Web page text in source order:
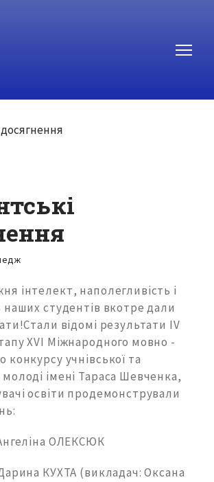
інтелект, наполегливість і
наших студентів вкотре дали
відомі результати IV
XVI Міжнародного мовно -
конкурсу учнівської та
молоді імені Тараса Шевченка,
освіти продемонстрували
ОЛЕКСЮК
КУХТА (викладач: Оксана